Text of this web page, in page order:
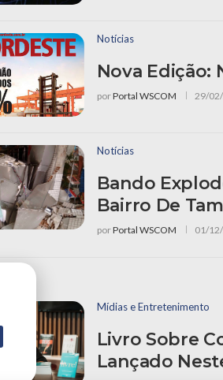
Notícias
Nova Edição:
porPortal WSCOM 29/
Notícias
Bando
Bairro De
porPortal WSCOM 01/
Mídias e Entretenimento
Livro Sobre
Lançado